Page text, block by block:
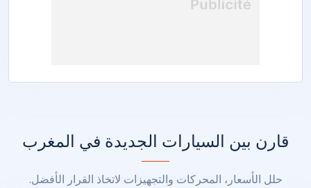
قارن بين السيارات الجديدة في المغرب
حلل الأسعار، المحركات والتجهيزات لاتخاذ القرار الأفضل.